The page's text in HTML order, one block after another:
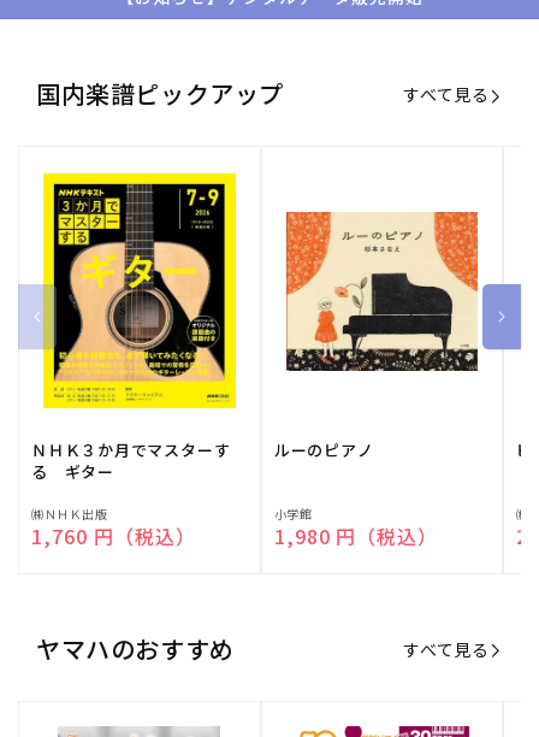
国内楽譜ピックアップ すべて見る
ＮＨＫ３か月でマスターす
る ギター
販
売
㈱ＮＨＫ出版
通常価格
1,760 円（税込）
ルーのピアノ
販
売
小学館
通常価格
1,980 円（税込）
ピ
販
売
㈱
ヤマハのおすすめ すべて見る